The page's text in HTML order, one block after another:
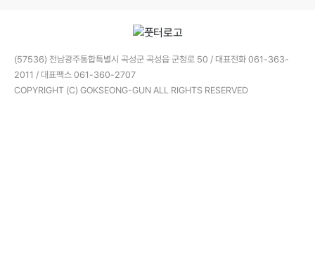
(57536) 전남광주통합특별시 곡성군 곡성읍 군청로 50 / 대표전화 061-363-
2011 / 대표팩스 061-360-2707
COPYRIGHT (C) GOKSEONG-GUN ALL RIGHTS RESERVED